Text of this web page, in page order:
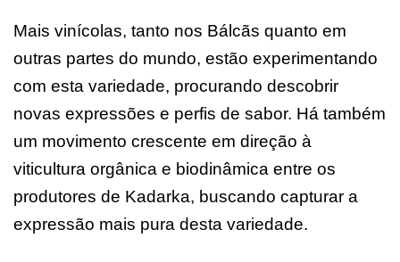
Mais vinícolas, tanto nos Bálcãs quanto em
outras partes do mundo, estão experimentando
com esta variedade, procurando descobrir
novas expressões e perfis de sabor. Há também
um movimento crescente em direção à
viticultura orgânica e biodinâmica entre os
produtores de Kadarka, buscando capturar a
expressão mais pura desta variedade.